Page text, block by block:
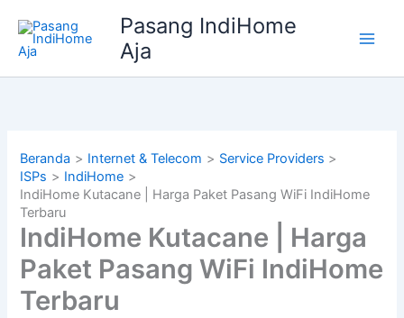
konten
Pasang IndiHome
Aja
Beranda Internet & Telecom
Service Providers
ISPs
IndiHome
IndiHome Kutacane | Harga Paket Pasang WiFi IndiHome
Terbaru
IndiHome Kutacane | Harga
Paket Pasang WiFi IndiHome
Terbaru